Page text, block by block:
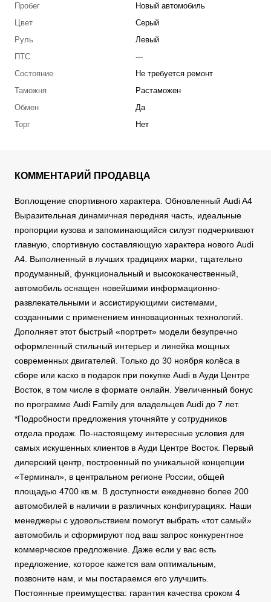
Пробег
Новый автомобиль
Цвет
Серый
Руль
Левый
ПТС
---
Состояние
Не требуется ремонт
Таможня
Растаможен
Обмен
Да
Торг
Нет
КОММЕНТАРИЙ ПРОДАВЦА
Воплощение спортивного характера. Обновленный Audi A4
Выразительная динамичная передняя часть, идеальные
пропорции кузова и запоминающийся силуэт подчеркивают
главную, спортивную составляющую характера нового Audi
A4. Выполненный в лучших традициях марки, тщательно
продуманный, функциональный и высококачественный,
автомобиль оснащен новейшими информационно-
развлекательными и ассистирующими системами,
созданными с применением инновационных технологий.
Дополняет этот быстрый «портрет» модели безупречно
оформленный стильный интерьер и линейка мощных
современных двигателей. Только до 30 ноября колёса в
сборе или каско в подарок при покупке Audi в Ауди Центре
Восток, в том числе в формате онлайн. Увеличенный бонус
по программе Audi Family для владельцев Audi до 7 лет.
*Подробности предложения уточняйте у сотрудников
отдела продаж. По-настоящему интересные условия для
самых искушенных клиентов в Ауди Центре Восток. Первый
дилерский центр, построенный по уникальной концепции
«Терминал», в центральном регионе России, общей
площадью 4700 кв.м. В доступности ежедневно более 200
автомобилей в наличии в различных конфигурациях. Наши
менеджеры с удовольствием помогут выбрать «тот самый»
автомобиль и сформируют под ваш запрос конкурентное
коммерческое предложение. Даже если у вас есть
предложение, которое кажется вам оптимальным,
позвоните нам, и мы постараемся его улучшить.
Постоянные преимущества: гарантия качества сроком 4